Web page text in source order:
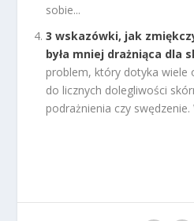
sobie...
3 wskazówki, jak
była mniej drażniąca dla
problem, który dotyka wiele
do licznych dolegliwości
podrażnienia czy swędzenie.